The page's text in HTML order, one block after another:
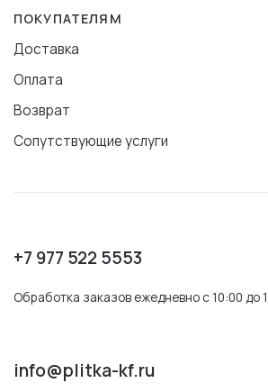
ПОКУПАТЕЛЯМ
Доставка
Оплата
Возврат
Сопутствующие услуги
+7 977 522 5553
Обработка заказов ежедневно с 10:00 до
info@plitka-kf.ru